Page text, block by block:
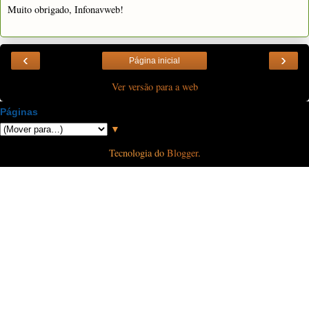
Muito obrigado, Infonavweb!
‹ ›
Página inicial
Ver versão para a web
Páginas
▼
Tecnologia do Blogger.